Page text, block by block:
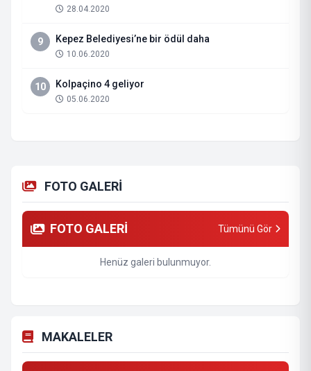
28.04.2020
9 Kepez Belediyesi’ne bir ödül daha
10.06.2020
10 Kolpaçino 4 geliyor
05.06.2020
FOTO GALERİ
FOTO GALERİ Tümünü Gör
Henüz galeri bulunmuyor.
MAKALELER